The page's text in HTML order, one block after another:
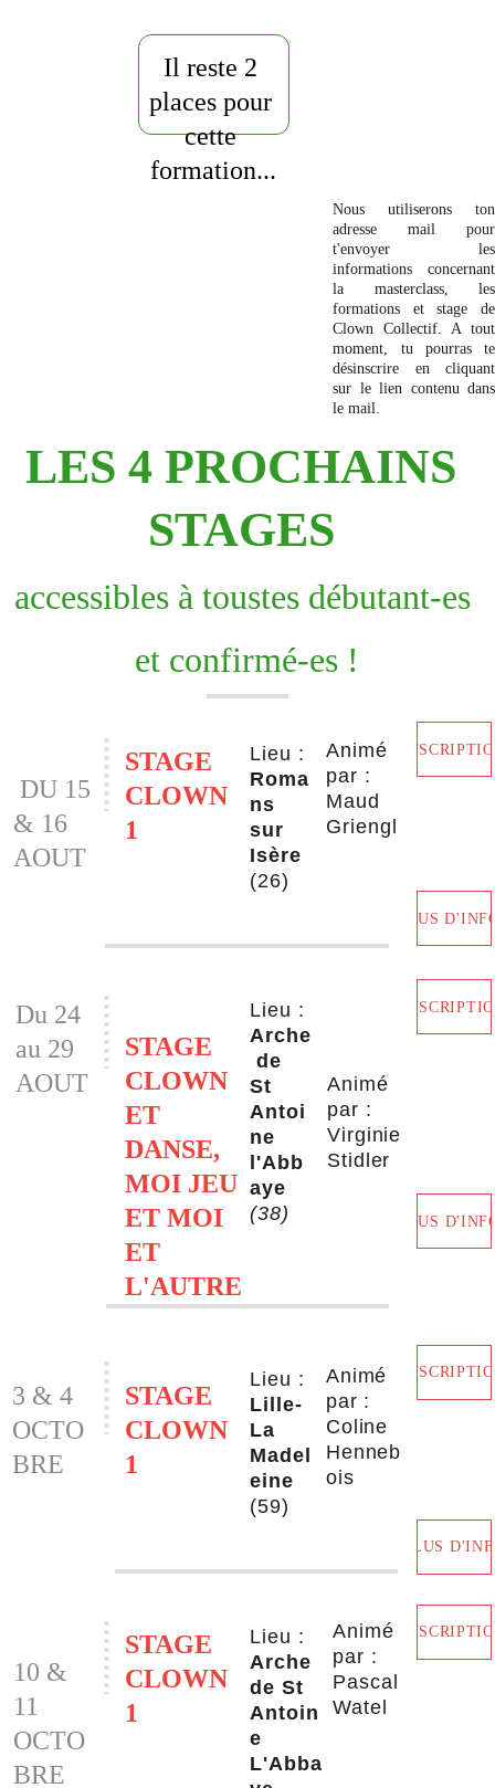
Nous utiliserons ton
adresse mail pour
t'envoyer les
informations concernant
la masterclass, les
formations et stage de
Clown Collectif. A tout
moment, tu pourras te
désinscrire en cliquant
sur le lien contenu dans
le mail.
Il reste 2
places pour
cette
formation...
LES 4 PROCHAINS
STAGES
accessibles à toustes débutant-es
et confirmé-es !
& 16
AOUT
STAGE
CLOWN
1
Animé
par :
Maud
Griengl
Lieu :
Roma
ns
sur
Isère
(26)
PLUS
Du 24
au 29
AOUT
Animé
par :
Virginie
Stidler
Lieu :
Arche
de
St
Antoi
ne
l'Abb
aye
(38)
PLUS
STAGE
CLOWN
ET
DANSE,
MOI JEU
ET MOI
ET
L'AUTRE
STAGE
CLOWN
1
Animé
par :
Coline
Henneb
ois
Lieu :
Lille-
La
Madel
eine
(59)
PLUS
3 & 4
OCTO
BRE
10 &
11
OCTO
BRE
STAGE
CLOWN
1
Animé
par :
Pascal
Watel
Lieu :
Arche
de St
Antoin
e
L'Abba